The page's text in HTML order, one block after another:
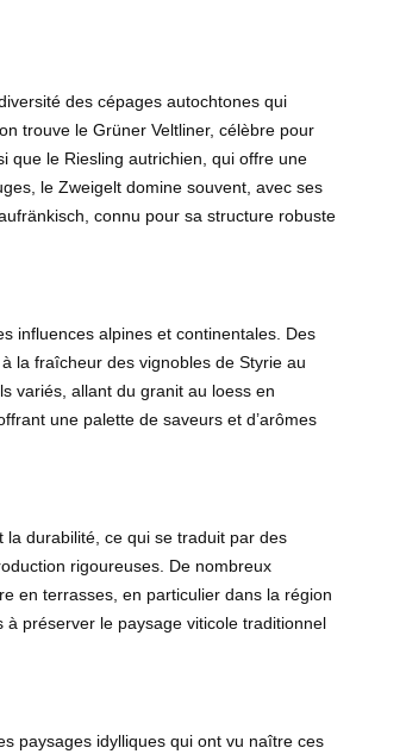
des cépages autochtones qui
trouve le Grüner Veltliner, célèbre pour
que le Riesling autrichien, qui offre une
le Zweigelt domine souvent, avec ses
connu pour sa structure robuste
influences alpines et continentales. Des
la fraîcheur des vignobles de Styrie au
variés, allant du granit au loess en
une palette de saveurs et d’arômes
durabilité, ce qui se traduit par des
rigoureuses. De nombreux
en terrasses, en particulier dans la région
à préserver le paysage viticole traditionnel
paysages idylliques qui ont vu naître ces